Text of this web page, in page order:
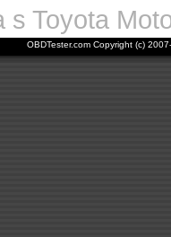
s Toyota
OBDTester.com Copyright (c)